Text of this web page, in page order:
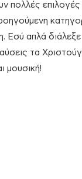
πολλές επιλογές
Εσύ απλά διάλεξε
τα
μουσική!